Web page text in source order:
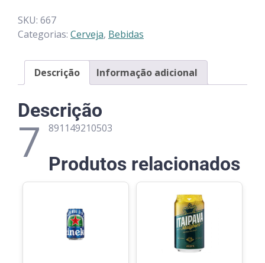
SKU: 667
Categorias: Cerveja, Bebidas
Descrição Informação adicional
Descrição
7 891149210503
Produtos relacionados